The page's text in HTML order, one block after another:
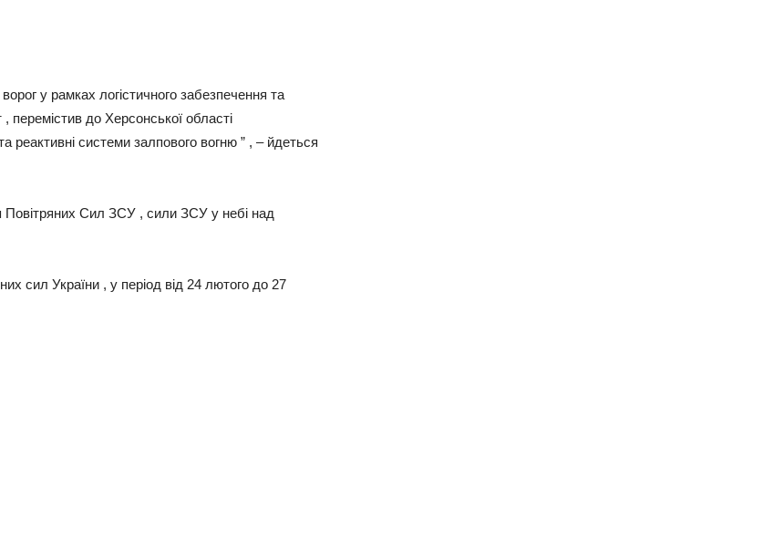
у рамках логістичного забезпечення та
перемістив до Херсонської області
реактивні системи залпового вогню ” , – йдеться
Повітряних Сил ЗСУ , сили ЗСУ у небі над
сил України , у період від 24 лютого до 27